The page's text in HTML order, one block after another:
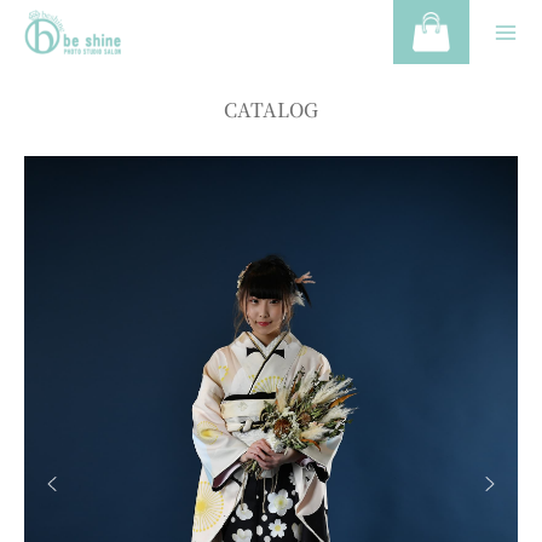
CATALOG